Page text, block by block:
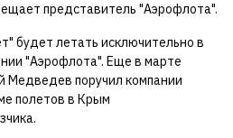
представитель "Аэрофлота".
будет летать исключительно в
"Аэрофлота". Еще в марте
Медведев поручил компании
полетов в Крым